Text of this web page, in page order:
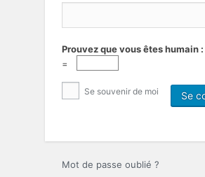
Prouvez que vous êtes humain :
=
Se souvenir de moi
Mot de passe oublié ?